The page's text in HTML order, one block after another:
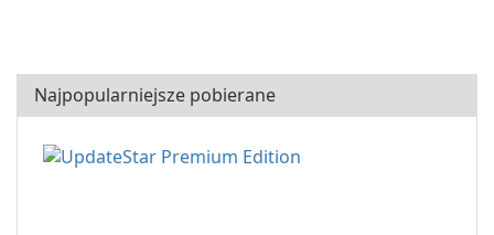
Najpopularniejsze pobierane